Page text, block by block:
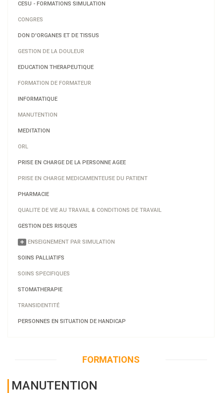
CESU - FORMATIONS SIMULATION
CONGRES
DON D'ORGANES ET DE TISSUS
GESTION DE LA DOULEUR
EDUCATION THERAPEUTIQUE
FORMATION DE FORMATEUR
INFORMATIQUE
MANUTENTION
MEDITATION
ORL
PRISE EN CHARGE DE LA PERSONNE AGEE
PRISE EN CHARGE MEDICAMENTEUSE DU PATIENT
PHARMACIE
QUALITE DE VIE AU TRAVAIL & CONDITIONS DE TRAVAIL
GESTION DES RISQUES
ENSEIGNEMENT PAR SIMULATION
SOINS PALLIATIFS
SOINS SPECIFIQUES
STOMATHERAPIE
TRANSIDENTITÉ
PERSONNES EN SITUATION DE HANDICAP
FORMATIONS
MANUTENTION